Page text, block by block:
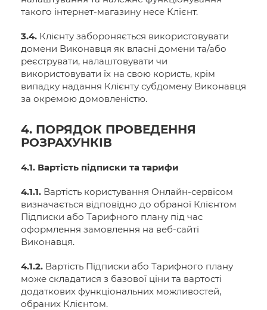
такого інтернет-магазину несе Клієнт.
3.4. Клієнту забороняється використовувати
домени Виконавця як власні домени та/або
реєструвати, налаштовувати чи
використовувати їх на свою користь, крім
випадку надання Клієнту субдомену Виконавця
за окремою домовленістю.
4. ПОРЯДОК ПРОВЕДЕННЯ
РОЗРАХУНКІВ
4.1. Вартість підписки та тарифи
4.1.1. Вартість користування Онлайн-сервісом
визначається відповідно до обраної Клієнтом
Підписки або Тарифного плану під час
оформлення замовлення на веб-сайті
Виконавця.
4.1.2. Вартість Підписки або Тарифного плану
може складатися з базової ціни та вартості
додаткових функціональних можливостей,
обраних Клієнтом.